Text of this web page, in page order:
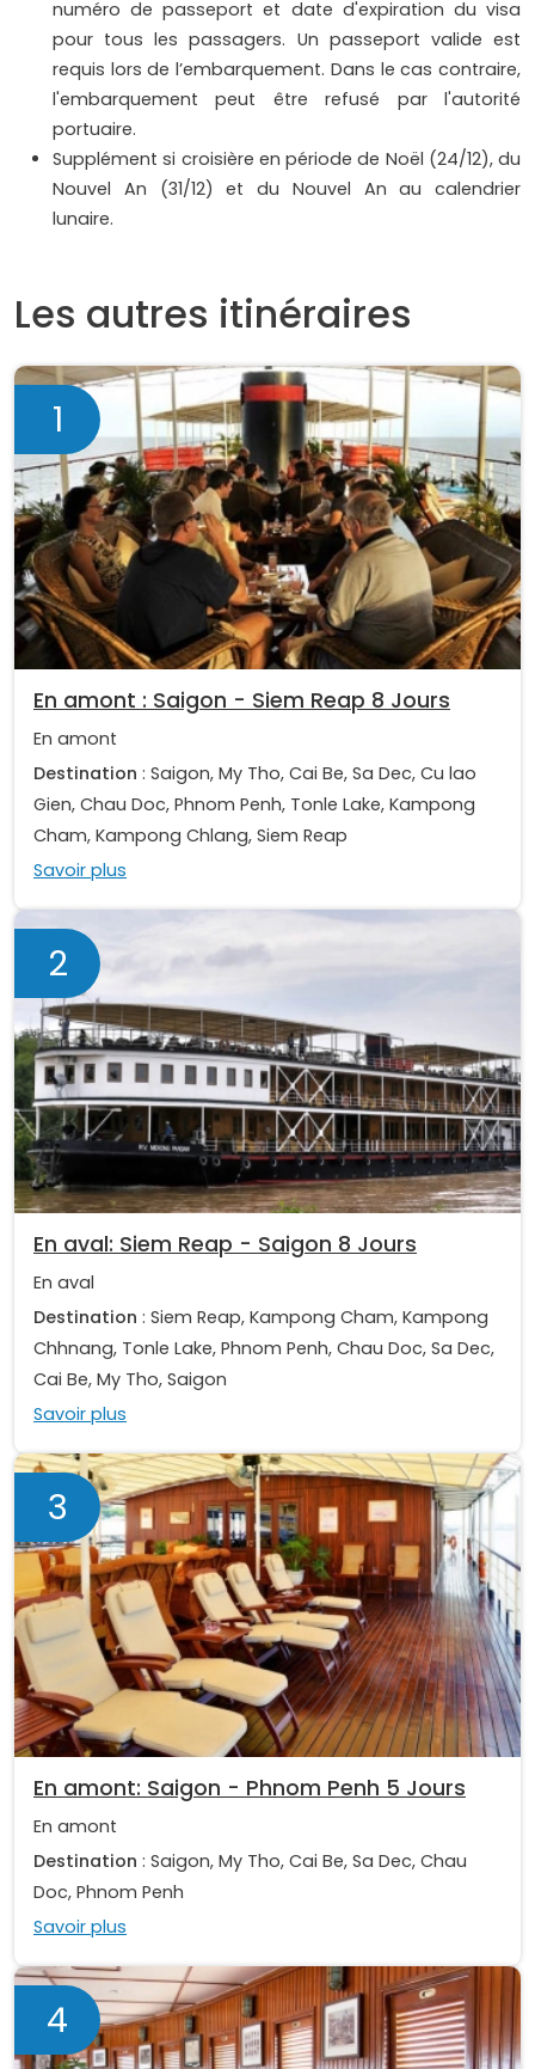
numéro de passeport et date d'expiration du visa
pour tous les passagers. Un passeport valide est
requis lors de l’embarquement. Dans le cas contraire,
l'embarquement peut être refusé par l'autorité
portuaire.
Supplément si croisière en période de Noël (24/12), du
Nouvel An (31/12) et du Nouvel An au calendrier
lunaire.
Les autres itinéraires
1
En amont : Saigon - Siem Reap 8 Jours
En amont
Destination : Saigon, My Tho, Cai Be, Sa Dec, Cu lao
Gien, Chau Doc, Phnom Penh, Tonle Lake, Kampong
Cham, Kampong Chlang, Siem Reap
Savoir plus
2
En aval: Siem Reap - Saigon 8 Jours
En aval
Destination : Siem Reap, Kampong Cham, Kampong
Chhnang, Tonle Lake, Phnom Penh, Chau Doc, Sa Dec,
Cai Be, My Tho, Saigon
Savoir plus
3
En amont: Saigon - Phnom Penh 5 Jours
En amont
Destination : Saigon, My Tho, Cai Be, Sa Dec, Chau
Doc, Phnom Penh
Savoir plus
4